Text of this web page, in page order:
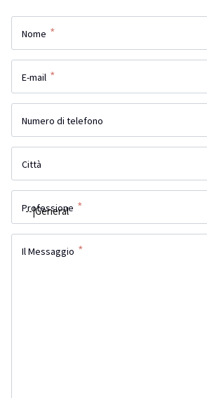
Nome *
E-mail *
Numero di telefono
Città
Professione *
Il Messaggio *